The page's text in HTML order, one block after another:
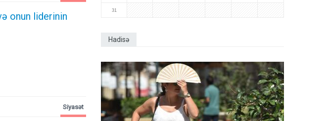
onun liderinin
Siyasət
31
Hadisə